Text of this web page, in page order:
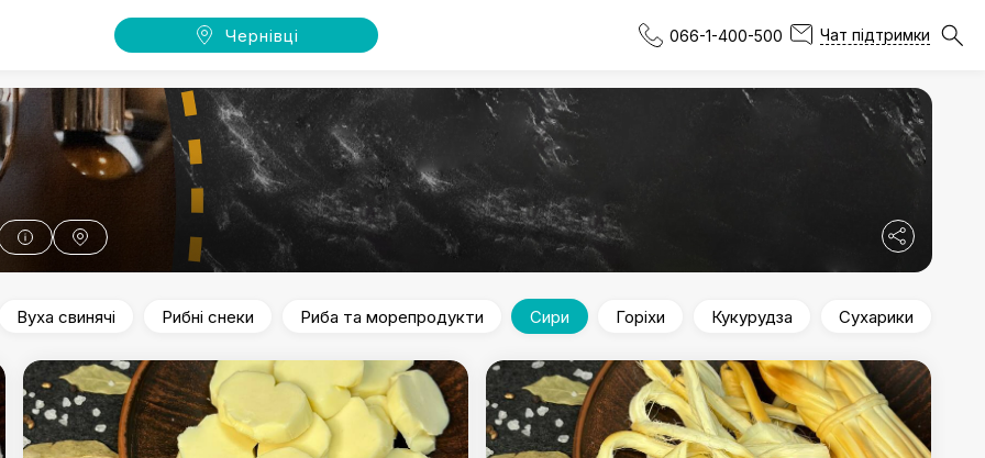
Чернівці 066-1-400-500 Чат підтримки
Вуха свинячі Рибні снеки Риба та морепродукти Сири Горіхи Кукурудза Сухарики